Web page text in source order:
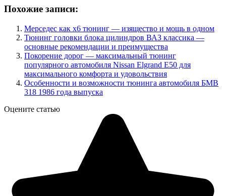
Похожие записи:
Мерседес как х6 тюнинг — изящество и мощь в одном
Тюнинг головки блока цилиндров ВАЗ классика —
основные рекомендации и преимущества
Покорение дорог — максимальный тюнинг
популярного автомобиля Nissan Elgrand E50 для
максимального комфорта и удовольствия
Особенности и возможности тюнинга автомобиля БМВ
318 1986 года выпуска
Оцените статью